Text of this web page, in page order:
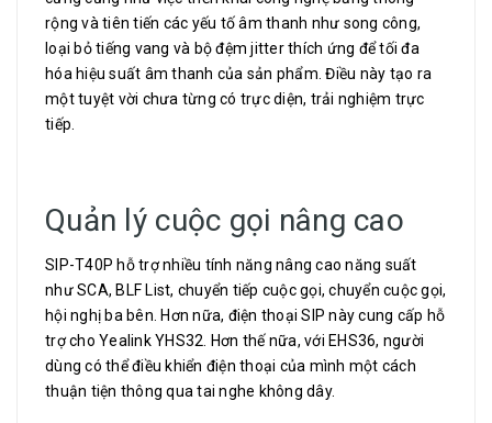
rộng và tiên tiến các yếu tố âm thanh như song công,
loại bỏ tiếng vang và bộ đệm jitter thích ứng để tối đa
hóa hiệu suất âm thanh của sản phẩm. Điều này tạo ra
một tuyệt vời chưa từng có trực diện, trải nghiệm trực
tiếp.
Quản lý cuộc gọi nâng cao
SIP-T40P hỗ trợ nhiều tính năng nâng cao năng suất
như SCA, BLF List, chuyển tiếp cuộc gọi, chuyển cuộc gọi,
hội nghị ba bên. Hơn nữa, điện thoại SIP này cung cấp hỗ
trợ cho Yealink YHS32. Hơn thế nữa, với EHS36, người
dùng có thể điều khiển điện thoại của mình một cách
thuận tiện thông qua tai nghe không dây.